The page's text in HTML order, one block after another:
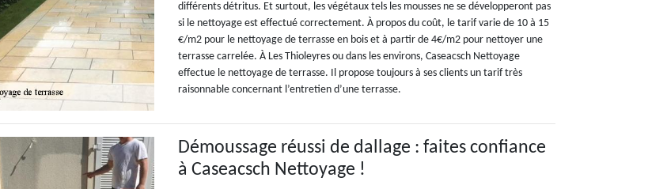
différents détritus. Et surtout, les végétaux tels les mousses ne se développeront pas
si le nettoyage est effectué correctement. À propos du coût, le tarif varie de 10 à 15
€/m2 pour le nettoyage de terrasse en bois et à partir de 4€/m2 pour nettoyer une
terrasse carrelée. À Les Thioleyres ou dans les environs, Caseacsch Nettoyage
effectue le nettoyage de terrasse. Il propose toujours à ses clients un tarif très
raisonnable concernant l’entretien d’une terrasse.
Démoussage réussi de dallage : faites confiance
à Caseacsch Nettoyage !